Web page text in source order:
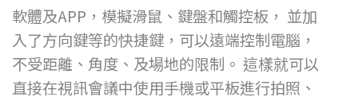
軟體及APP，模擬滑鼠、鍵盤和觸控板， 並加
入了方向鍵等的快捷鍵，可以遠端控制電腦，
不受距離、角度、及場地的限制。 這樣就可以
直接在視訊會議中使用手機或平板進行拍照、